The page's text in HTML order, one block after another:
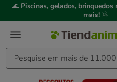
3,
mensagem,
🌊 Piscinas, gelados,
mais! 🌞